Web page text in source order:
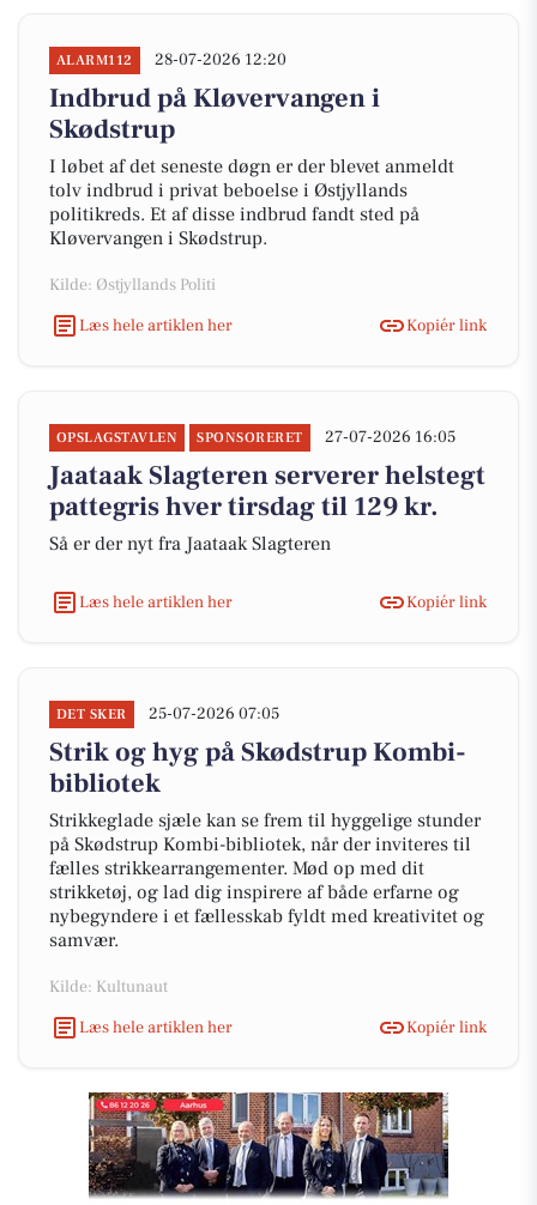
ALARM112 28-07-2026 12:20
Indbrud på Kløvervangen i
Skødstrup
I løbet af det seneste døgn er der blevet anmeldt
tolv indbrud i privat beboelse i Østjyllands
politikreds. Et af disse indbrud fandt sted på
Kløvervangen i Skødstrup.
Kilde: Østjyllands Politi
Læs hele artiklen her
Kopiér link
OPSLAGSTAVLEN SPONSORERET 27-07-2026 16:05
Jaataak Slagteren serverer helstegt
pattegris hver tirsdag til 129 kr.
Så er der nyt fra Jaataak Slagteren
Læs hele artiklen her Kopiér link
DET SKER 25-07-2026 07:05
Strik og hyg på Skødstrup Kombi-
bibliotek
Strikkeglade sjæle kan se frem til hyggelige stunder
på Skødstrup Kombi-bibliotek, når der inviteres til
fælles strikkearrangementer. Mød op med dit
strikketøj, og lad dig inspirere af både erfarne og
nybegyndere i et fællesskab fyldt med kreativitet og
samvær.
Kilde: Kultunaut
Læs hele artiklen her
Kopiér link